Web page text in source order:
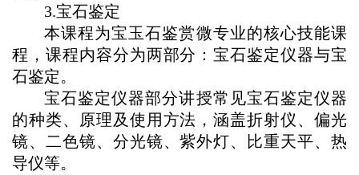
3.宝石鉴定
本课程为宝玉石鉴赏微专业的核心技能课
程，课程内容分为两部分：宝石鉴定仪器与宝
石鉴定。
宝石鉴定仪器部分讲授常见宝石鉴定仪器
的种类、原理及使用方法，涵盖折射仪、偏光
镜、二色镜、分光镜、紫外灯、比重天平、热
导仪等。